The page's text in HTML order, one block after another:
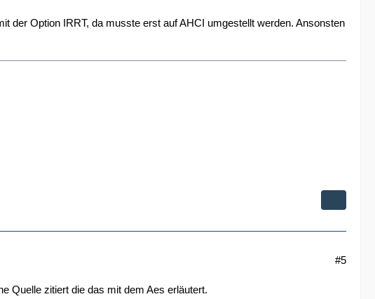
der Option IRRT, da musste erst auf AHCI umgestellt werden. Ansonsten
#5
Quelle zitiert die das mit dem Aes erläutert.